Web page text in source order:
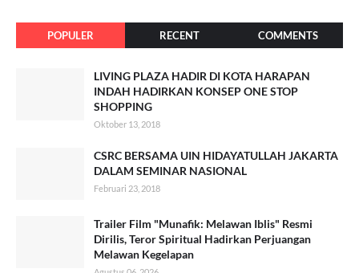
POPULER RECENT COMMENTS
LIVING PLAZA HADIR DI KOTA HARAPAN
INDAH HADIRKAN KONSEP ONE STOP
SHOPPING
Oktober 13, 2018
CSRC BERSAMA UIN HIDAYATULLAH JAKARTA
DALAM SEMINAR NASIONAL
Februari 23, 2018
Trailer Film "Munafik: Melawan Iblis" Resmi
Dirilis, Teror Spiritual Hadirkan Perjuangan
Melawan Kegelapan